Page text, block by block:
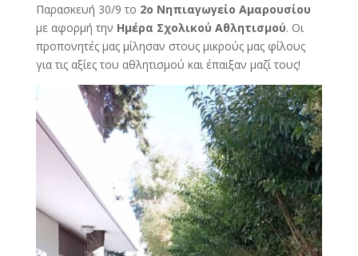
Παρασκευή 30/9 το 2ο Νηπιαγωγείο Αμαρουσίου
με αφορμή την Ημέρα Σχολικού Αθλητισμού. Οι
προπονητές μας μίλησαν στους μικρούς μας φίλους
για τις αξίες του αθλητισμού και έπαιξαν μαζί τους!